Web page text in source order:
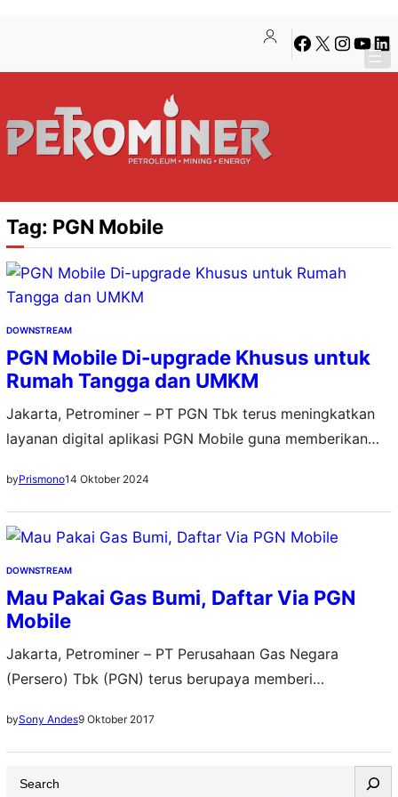
konten
content
Facebook
X Instagram
Tag: PGN Mobile
DOWNSTREAM
PGN Mobile Di-upgrade Khusus untuk
Rumah Tangga dan UMKM
Jakarta, Petrominer – PT PGN Tbk terus meningkatkan
layanan digital aplikasi PGN Mobile guna memberikan
Rumah Tangga dan Pelanggan Kecil (UMKM). PGN
Mobile versi terbaru dengan logo biru ini diharapkan
mampu menjawab kebutuhan energi gas bumi secara
lebih lengkap, mudah dan informatif. “Pembaruan aplikasi
PGN Mobile ini menjadi bagian…
byPrismono14 Oktober 2024
DOWNSTREAM
Mau Pakai Gas Bumi, Daftar Via PGN
Mobile
Jakarta, Petrominer – PT Perusahaan Gas Negara
(Persero) Tbk (PGN) terus berupaya memberi
pengguna gas bumi. Sebagai realisasinya, PGN terus
melahirkan inovasi baru untuk dapat menunjang
kebutuhan pelanggan. Salah satu terobosan terbarunya
bySony Andes9 Oktober 2017